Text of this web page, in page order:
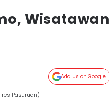
Wisatawan
Add Us on Google
Pasuruan)